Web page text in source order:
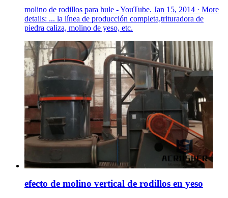
molino de rodillos para hule - YouTube. Jan 15, 2014 · More
details: ... la línea de producción completa,trituradora de
piedra caliza, molino de yeso, etc.
efecto de molino vertical de rodillos en yeso